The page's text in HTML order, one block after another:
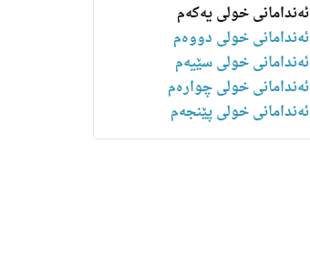
ئەندامانی خولی یەکەم
ئەندامانی خولی دووەم
ئەندامانی خولی سێیەم
ئەندامانی خولی چوارەم
ئه‌ندامانی خولی پێنجەم